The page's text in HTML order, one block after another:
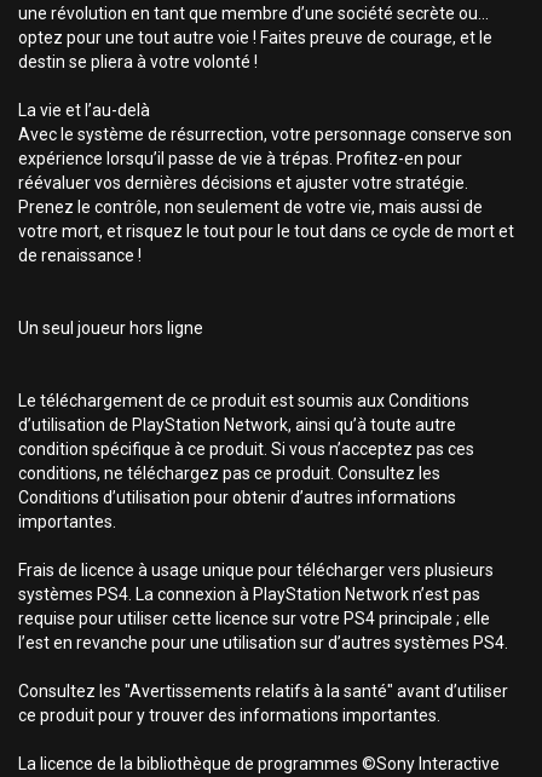
une révolution en tant que membre d’une société secrète ou...
optez pour une tout autre voie ! Faites preuve de courage, et le
destin se pliera à votre volonté !
La vie et l’au-delà
Avec le système de résurrection, votre personnage conserve son
expérience lorsqu’il passe de vie à trépas. Profitez-en pour
réévaluer vos dernières décisions et ajuster votre stratégie.
Prenez le contrôle, non seulement de votre vie, mais aussi de
votre mort, et risquez le tout pour le tout dans ce cycle de mort et
de renaissance !
Un seul joueur hors ligne
Le téléchargement de ce produit est soumis aux Conditions
d’utilisation de PlayStation Network, ainsi qu’à toute autre
condition spécifique à ce produit. Si vous n’acceptez pas ces
conditions, ne téléchargez pas ce produit. Consultez les
Conditions d’utilisation pour obtenir d’autres informations
importantes.
Frais de licence à usage unique pour télécharger vers plusieurs
systèmes PS4. La connexion à PlayStation Network n’est pas
requise pour utiliser cette licence sur votre PS4 principale ; elle
l’est en revanche pour une utilisation sur d’autres systèmes PS4.
Consultez les "Avertissements relatifs à la santé" avant d’utiliser
ce produit pour y trouver des informations importantes.
La licence de la bibliothèque de programmes ©Sony Interactive